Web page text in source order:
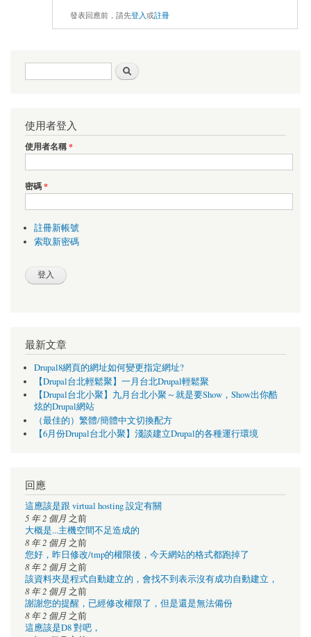
發表回應前，請先登入或註冊
搜尋表單
使用者登入
使用者名稱*
密碼*
註冊新帳號
索取新密碼
最新文章
Drupal8網頁的網址如何變更指定網址?
【Drupal台北輕鬆聚】一月台北Drupal輕鬆聚
【Drupal台北小聚】九月台北小聚～就是要Show，Show出你酷
炫的Drupal網站
（最佳的）繁體/簡體中文切換配方
【6月份Drupal台北小聚】淺談建立Drupal的各種運行環境
回應
這應該是跟 virtual hosting 設定有關
5 年 2 個月 之前
大概是...主機空間不足造成的
8 年 2 個月 之前
您好，昨日修改/tmp的權限後，今天網站的格式都跑掉了
8 年 2 個月 之前
該資料夾是程式自動建立的，會找不到表示沒有成功自動建立，
8 年 2 個月 之前
謝謝您的提醒，已經修改權限了，但是還是無法備份
8 年 2 個月 之前
這應該是D8 對吧，